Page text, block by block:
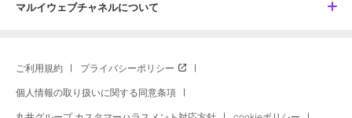
マルイウェブチャネルについて
ご利用規約 プライバシーポリシー
個人情報の取り扱いに関する同意条項